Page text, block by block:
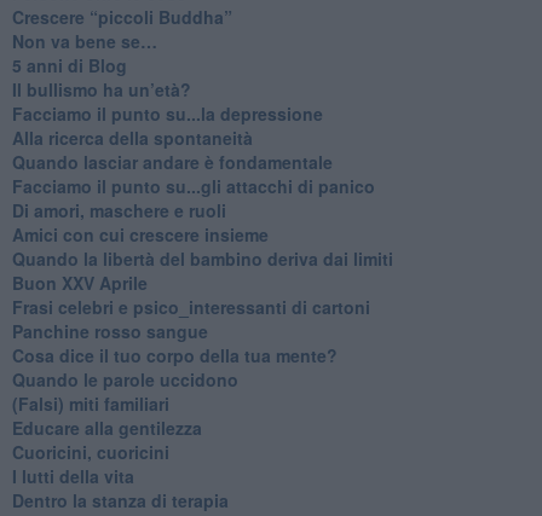
​Crescere “piccoli Buddha”
Non va bene se…
​5 anni di Blog
​Il bullismo ha un’età?
Facciamo il punto su...la depressione
​Alla ricerca della spontaneità
​Quando lasciar andare è fondamentale
Facciamo il punto su...gli attacchi di panico
Di amori, maschere e ruoli
​Amici con cui crescere insieme
​Quando la libertà del bambino deriva dai limiti
Buon XXV Aprile
​Frasi celebri e psico_interessanti di cartoni
​Panchine rosso sangue
​Cosa dice il tuo corpo della tua mente?
​Quando le parole uccidono
​(Falsi) miti familiari
​Educare alla gentilezza
​Cuoricini, cuoricini
I lutti della vita
​Dentro la stanza di terapia